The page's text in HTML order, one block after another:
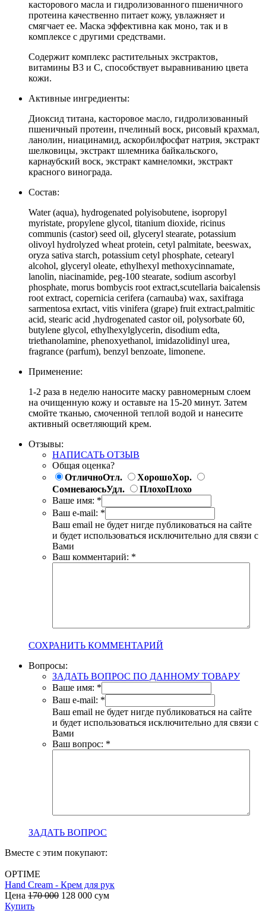
касторового масла и гидролизованного пшеничного
протеина качественно питает кожу, увлажняет и
смягчает ее. Маска эффективна как моно, так и в
комплексе с другими средствами.
Содержит комплекс растительных экстрактов,
витамины В3 и С, способствует выравниванию цвета
кожи.
Активные ингредиенты:
Диоксид титана, касторовое масло, гидролизованный
пшеничный протеин, пчелиный воск, рисовый крахмал,
ланолин, ниацинамид, аскорбилфосфат натрия, экстракт
шелковицы, экстракт шлемника байкальского,
карнаубский воск, экстракт камнеломки, экстракт
красного винограда.
Состав:
Water (aqua), hydrogenated polyisobutene, isopropyl
myristate, propylene glycol, titanium dioxide, ricinus
communis (castor) seed oil, glyceryl stearate, potassium
olivoyl hydrolyzed wheat protein, cetyl palmitate, beeswax,
oryza sativa starch, potassium cetyl phosphate, cetearyl
alcohol, glyceryl oleate, ethylhexyl methoxycinnamate,
lanolin, niacinamide, peg-100 stearate, sodium ascorbyl
phosphate, morus bombycis root extract,scutellaria baicalensis
root extract, copernicia cerifera (carnauba) wax, saxifraga
sarmentosa exrtact, vitis vinifera (grape) fruit extract,palmitic
acid, stearic acid ,hydrogenated castor oil, polysorbate 60,
butylene glycol, ethylhexylglycerin, disodium edta,
triethanolamine, phenoxyethanol, imidazolidinyl urea,
fragrance (parfum), benzyl benzoate, limonene.
Применение:
1-2 раза в неделю наносите маску равномерным слоем
на очищенную кожу и оставьте на 15-20 минут. Затем
смойте тканью, смоченной теплой водой и нанесите
активный осветляющий крем.
Отзывы:
НАПИСАТЬ ОТЗЫВ
Общая оценка?
ОтличноОтл. ХорошоХор.
СомневаюсьУдл. ПлохоПлохо
Ваше имя: *
Ваш e-mail: *
Ваш email не будет нигде публиковаться на сайте
и будет использоваться исключительно для связи с
Вами
Ваш комментарий: *
СОХРАНИТЬ КОММЕНТАРИЙ
Вопросы:
ЗАДАТЬ ВОПРОС ПО ДАННОМУ ТОВАРУ
Ваше имя: *
Ваш e-mail: *
Ваш email не будет нигде публиковаться на сайте
и будет использоваться исключительно для связи с
Вами
Ваш вопрос: *
ЗАДАТЬ ВОПРОС
Вместе с этим покупают:
OPTIME
Hand Cream - Крем для рук
Цена 170 000 128 000 сум
Купить